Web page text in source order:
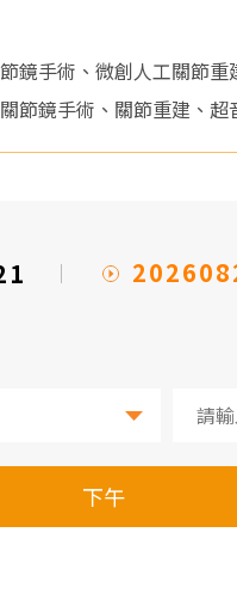
鏡手術、微創人工關節重
節鏡手術、關節重建、超
下午